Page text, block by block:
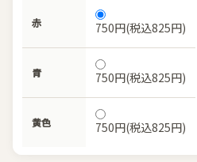
赤 750円(税込825円)
青 750円(税込825円)
黄色 750円(税込825円)